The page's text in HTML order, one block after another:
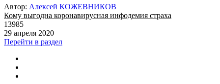
Автор: Алексей КОЖЕВНИКОВ
Кому выгодна коронавирусная инфодемия страха
13985
29 апреля 2020
Перейти в раздел